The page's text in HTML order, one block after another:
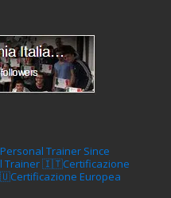
Trainer Since
Trainer🇮🇹Certificazione
Europea